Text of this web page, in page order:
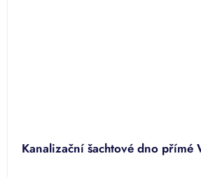
Kanalizační šachtové dno přímé